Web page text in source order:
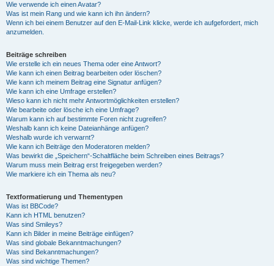
Wie verwende ich einen Avatar?
Was ist mein Rang und wie kann ich ihn ändern?
Wenn ich bei einem Benutzer auf den E-Mail-Link klicke, werde ich aufgefordert, mich
anzumelden.
Beiträge schreiben
Wie erstelle ich ein neues Thema oder eine Antwort?
Wie kann ich einen Beitrag bearbeiten oder löschen?
Wie kann ich meinem Beitrag eine Signatur anfügen?
Wie kann ich eine Umfrage erstellen?
Wieso kann ich nicht mehr Antwortmöglichkeiten erstellen?
Wie bearbeite oder lösche ich eine Umfrage?
Warum kann ich auf bestimmte Foren nicht zugreifen?
Weshalb kann ich keine Dateianhänge anfügen?
Weshalb wurde ich verwarnt?
Wie kann ich Beiträge den Moderatoren melden?
Was bewirkt die „Speichern“-Schaltfläche beim Schreiben eines Beitrags?
Warum muss mein Beitrag erst freigegeben werden?
Wie markiere ich ein Thema als neu?
Textformatierung und Thementypen
Was ist BBCode?
Kann ich HTML benutzen?
Was sind Smileys?
Kann ich Bilder in meine Beiträge einfügen?
Was sind globale Bekanntmachungen?
Was sind Bekanntmachungen?
Was sind wichtige Themen?